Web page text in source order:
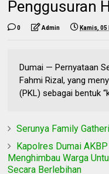
Penggusuran
0 Admin Kamis,
Dumai — Pernyataan
Fahmi Rizal, yang
(PKL) sebagai bentuk
Serunya Family
Kapolres Dumai
Menghimbau Warga
Secara Berlebihan